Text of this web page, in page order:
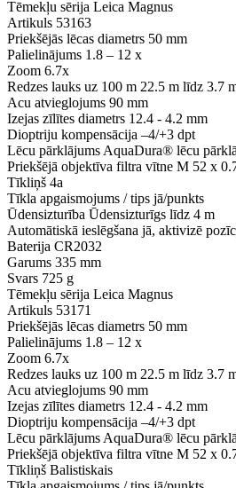
Tēmekļu sērija Leica Magnus
Artikuls 53163
Priekšējās lēcas diametrs 50 mm
Palielinājums 1.8 – 12 x
Zoom 6.7x
Redzes lauks uz 100 m 22.5 m līdz 3.7
Acu atvieglojums 90 mm
Izejas zīlītes diametrs 12.4 - 4.2 mm
Dioptriju kompensācija –4/+3 dpt
Lēcu pārklājums AquaDura® lēcu
Priekšējā objektīva filtra vītne M 52 x
Tīkliņš 4a
Tīkla apgaismojums / tips jā/punkts
Ūdensizturība Ūdensizturīgs līdz 4 m
Automātiskā ieslēgšana jā, aktivizē
Baterija CR2032
Garums 335 mm
Svars 725 g
Tēmekļu sērija Leica Magnus
Artikuls 53171
Priekšējās lēcas diametrs 50 mm
Palielinājums 1.8 – 12 x
Zoom 6.7x
Redzes lauks uz 100 m 22.5 m līdz 3.7
Acu atvieglojums 90 mm
Izejas zīlītes diametrs 12.4 - 4.2 mm
Dioptriju kompensācija –4/+3 dpt
Lēcu pārklājums AquaDura® lēcu
Priekšējā objektīva filtra vītne M 52 x
Tīkliņš Balistiskais